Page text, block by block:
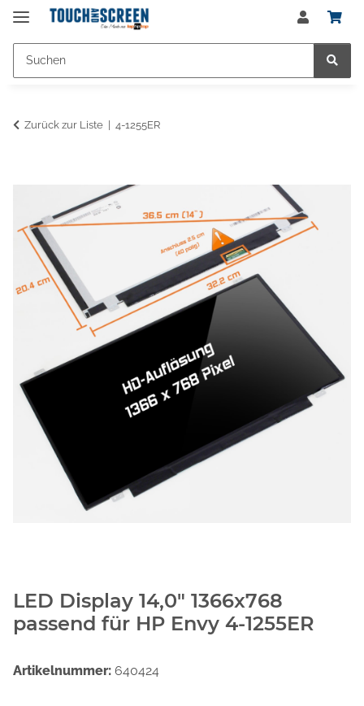
Zurück zur Liste 4-1255ER
LED Display 14,0" 1366x768
passend für HP Envy 4-1255ER
Artikelnummer: 640424